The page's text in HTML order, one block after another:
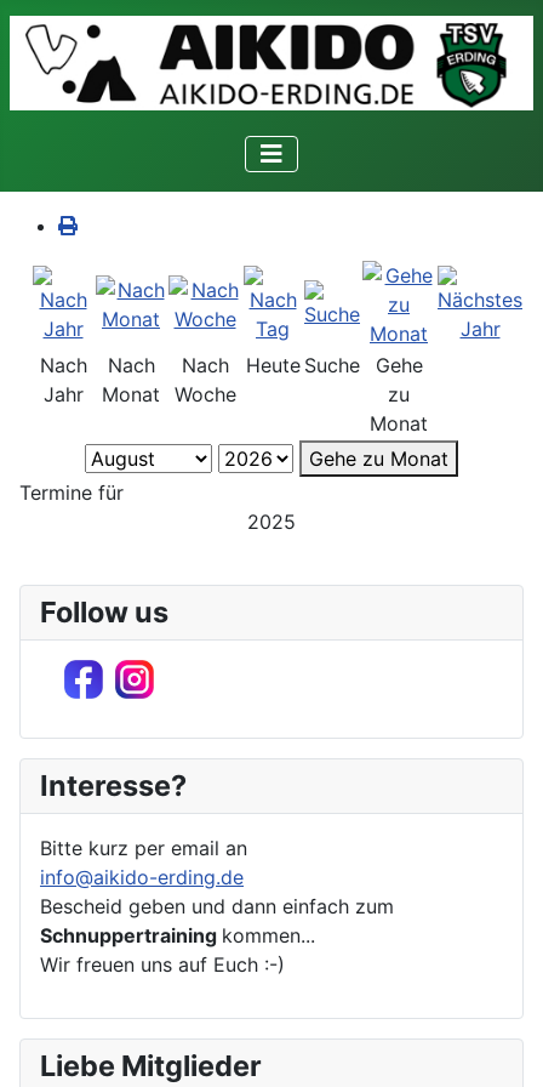
Nach
Jahr
Nach
Monat
Nach
Woche
Heute Suche
Gehe
zu
Monat
Gehe zu Monat
Termine für
2025
Follow us
Interesse?
Bitte kurz per email an
info@aikido-erding.de
Bescheid geben und dann einfach zum
Schnuppertraining kommen...
Wir freuen uns auf Euch :-)
Liebe Mitglieder